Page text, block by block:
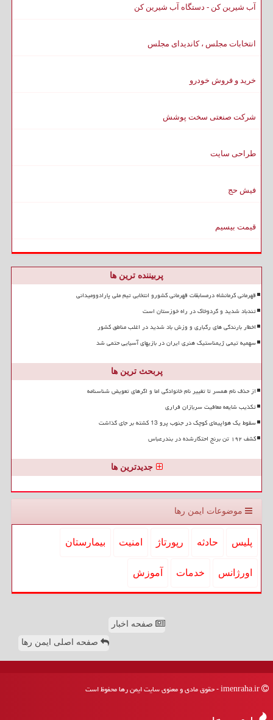
آب شیرین کن - دستگاه آب شیرین کن
انتخابات مجلس ، کاندیدای مجلس
خرید و فروش خودرو
شرکت صنعتی سخت پوشش
طراحی سایت
فیش حج
قیمت بیسیم
پربیننده ترین ها
قهرمانی کرمانشاه درمسابقات قهرمانی کشورو انتخابی تیم ملی پارادوومیدانی
تندباد شدید و گردوخاک در راه خوزستان است
اخطار بارندگی های رگباری و وزش باد شدید در اغلب مناطق کشور
سهمیه تیمی ژیمناستیک هنری ایران در بازیهای آسیایی حتمی شد
پربحث ترین ها
از حذف نام همسر تا تغییر نام خانوادگی اما و اگرهای تعویض شناسنامه
تکذیب شایعه معافیت سربازان فراری
سقوط یک هواپیمای کوچک در جنوب پرو 13 کشته بر جای گذاشت
کشف ۱۹۲ تن برنج احتکارشده در بندرعباس
جدیدترین ها
موضوعات ایمن رها
پلیس حادثه رپورتاژ امنیت بیمارستان
اورژانس خدمات آموزش
صفحه اخبار
صفحه اصلی ایمن رها